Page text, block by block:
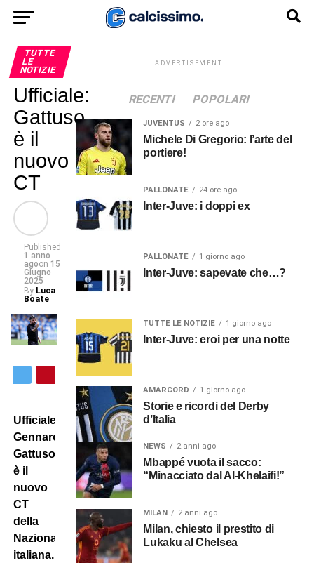
TUTTE
LE
NOTIZIE
Ufficiale:
Gattuso
è il
nuovo
CT
Published
1 anno
agoon 15
Giugno
2025
By Luca
Boate
Ufficiale:
Gennaro
Gattuso
è il
nuovo
CT
della
Nazionale
italiana.
ADVERTISEMENT
RECENTI POPOLARI
JUVENTUS 2 ore ago
Michele Di Gregorio: l’arte del
portiere!
PALLONATE 24 ore ago
Inter-Juve: i doppi ex
PALLONATE 1 giorno ago
Inter-Juve: sapevate che…?
TUTTE LE NOTIZIE 1 giorno ago
Inter-Juve: eroi per una notte
AMARCORD 1 giorno ago
Storie e ricordi del Derby
d’Italia
NEWS 2 anni ago
Mbappé vuota il sacco:
“Minacciato dal Al-Khelaifi!”
MILAN 2 anni ago
Milan, chiesto il prestito di
Lukaku al Chelsea